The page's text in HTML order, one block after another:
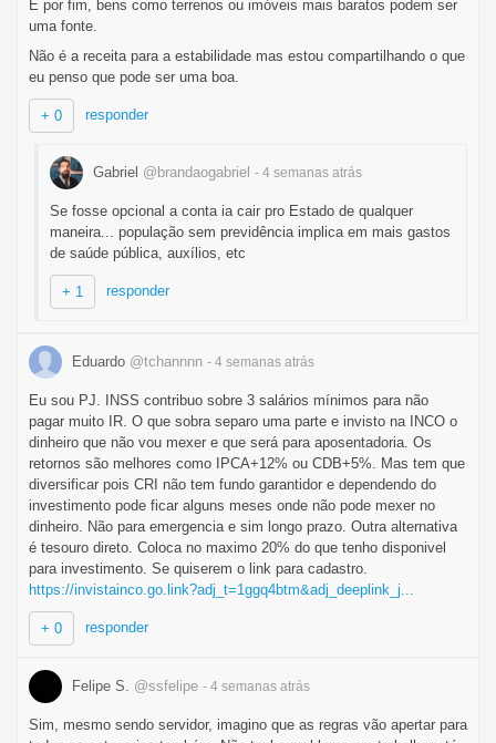
E por fim, bens como terrenos ou imóveis mais baratos podem ser
uma fonte.
Não é a receita para a estabilidade mas estou compartilhando o que
eu penso que pode ser uma boa.
+ 0 responder
Gabriel @brandaogabriel - 4 semanas atrás
Se fosse opcional a conta ia cair pro Estado de qualquer
maneira... população sem previdência implica em mais gastos
de saúde pública, auxílios, etc
+ 1 responder
Eduardo @tchannnn - 4 semanas atrás
Eu sou PJ. INSS contribuo sobre 3 salários mínimos para não
pagar muito IR. O que sobra separo uma parte e invisto na INCO o
dinheiro que não vou mexer e que será para aposentadoria. Os
retornos são melhores como IPCA+12% ou CDB+5%. Mas tem que
diversificar pois CRI não tem fundo garantidor e dependendo do
investimento pode ficar alguns meses onde não pode mexer no
dinheiro. Não para emergencia e sim longo prazo. Outra alternativa
é tesouro direto. Coloca no maximo 20% do que tenho disponivel
para investimento. Se quiserem o link para cadastro.
https://invistainco.go.link?adj_t=1ggq4btm&adj_deeplink_j...
+ 0 responder
Felipe S. @ssfelipe - 4 semanas atrás
Sim, mesmo sendo servidor, imagino que as regras vão apertar para